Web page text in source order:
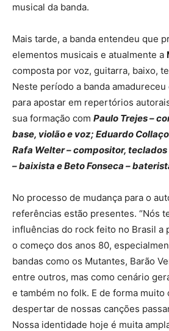
musical da banda.
Mais tarde, a banda entendeu que
elementos musicais e atualmente a
composta por voz, guitarra, baixo,
Neste período a banda
para apostar em repertórios
sua formação com Paulo Trejes –
base, violão e voz; Eduardo
Rafa Welter – compositor, teclados
– baixista e Beto Fonseca –
No processo de mudança para o
referências estão presentes. “Nós
influências do rock feito no Brasil a
o começo dos anos 80,
bandas como os Mutantes, Barão
entre outros, mas como cenário
e também no folk. E de forma muito
despertar de nossas canções
Nossa identidade hoje é muita